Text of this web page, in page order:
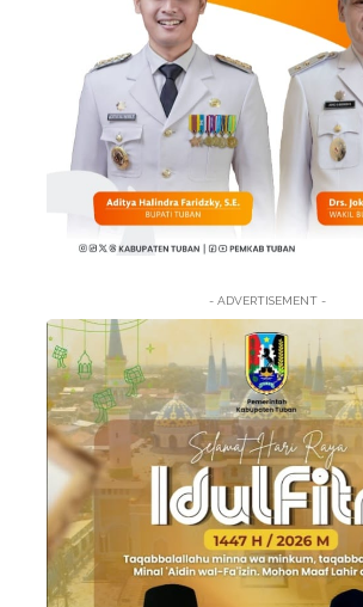
- ADVERTISEMENT -